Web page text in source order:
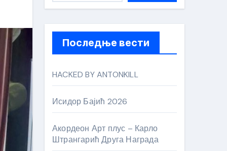
Последње вести
HACKED BY ANTONKILL
Исидор Бајић 2026
Акордеон Арт плус – Карло
Штрангарић Друга Награда